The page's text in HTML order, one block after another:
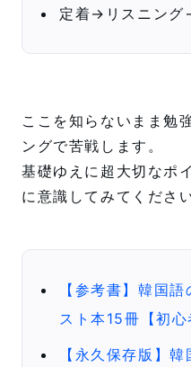
定着→リスニング
ここを知らないまま勉
ングで苦戦します。
基礎ゆえに超大切なポ
に意識してみてください
【参考書】韓国
スト本15冊【初心
【永久保存版】